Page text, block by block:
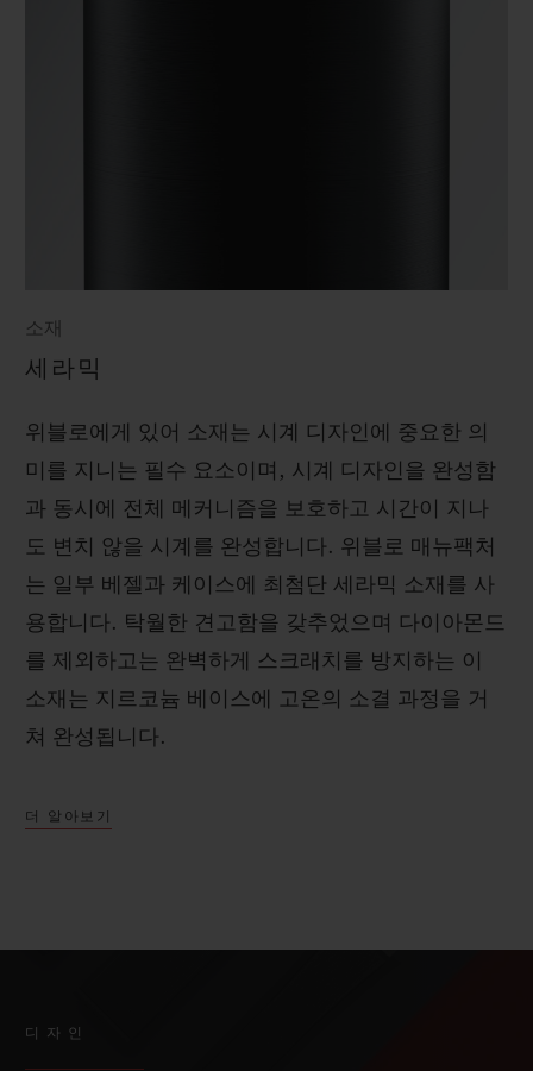
소재
세라믹
위블로에게 있어 소재는 시계 디자인에 중요한 의
미를 지니는 필수 요소이며, 시계 디자인을 완성함
과 동시에 전체 메커니즘을 보호하고 시간이 지나
도 변치 않을 시계를 완성합니다. 위블로 매뉴팩처
는 일부 베젤과 케이스에 최첨단 세라믹 소재를 사
용합니다. 탁월한 견고함을 갖추었으며 다이아몬드
를 제외하고는 완벽하게 스크래치를 방지하는 이
소재는 지르코늄 베이스에 고온의 소결 과정을 거
쳐 완성됩니다.
더 알아보기
디자인